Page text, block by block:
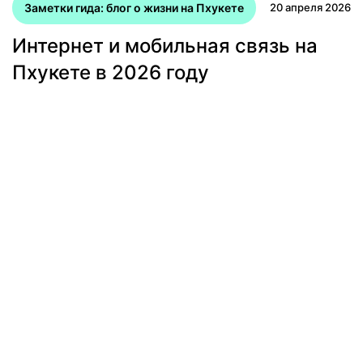
Заметки гида: блог о жизни на Пхукете 20 апреля 2026
Интернет и мобильная связь на
Пхукете в 2026 году